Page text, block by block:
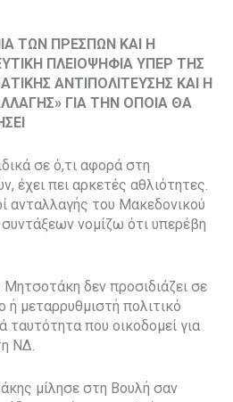
ΤΩΝ ΠΡΕΣΠΩΝ ΚΑΙ Η
ΠΛΕΙΟΨΗΦΙΑ ΥΠΕΡ ΤΗΣ
ΑΝΤΙΠΟΛΙΤΕΥΣΗΣ ΚΑΙ Η
ΓΙΑ ΤΗΝ ΟΠΟΙΑ ΘΑ
σε ό,τι αφορά στη
πει αρκετές αθλιότητες.
ανταλλαγής του Μακεδονικού
νομίζω ότι υπερέβη
δεν προσιδιάζει σε
ή μεταρρυθμιστή πολιτικό
ταυτότητα που οικοδομεί για
ΝΔ.
μίλησε στη Βουλή σαν